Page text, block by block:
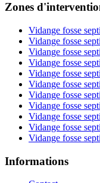
Zones
Vidange fosse
Vidange fosse
Vidange fosse
Vidange fosse
Vidange fosse
Vidange fosse
Vidange fosse
Vidange fosse
Vidange fosse
Vidange fosse
Vidange fosse
Informations